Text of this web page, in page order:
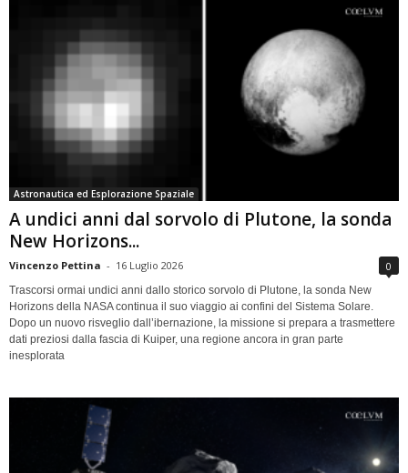
Astronautica ed Esplorazione Spaziale
A undici anni dal sorvolo di Plutone, la sonda
New Horizons...
Vincenzo Pettina - 16 Luglio 2026 0
Trascorsi ormai undici anni dallo storico sorvolo di Plutone, la sonda New
Horizons della NASA continua il suo viaggio ai confini del Sistema Solare.
Dopo un nuovo risveglio dall’ibernazione, la missione si prepara a trasmettere
dati preziosi dalla fascia di Kuiper, una regione ancora in gran parte
inesplorata